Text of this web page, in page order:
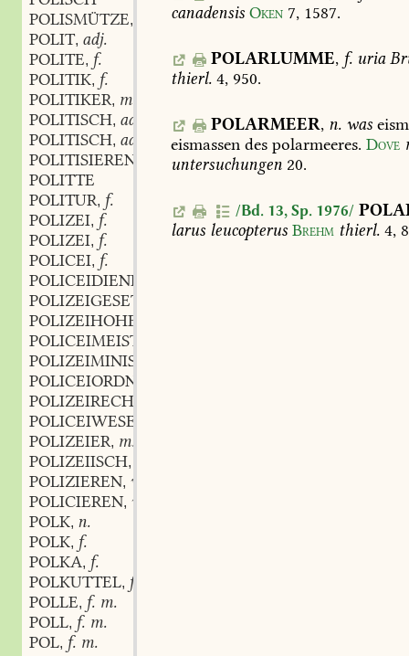
POLISMÜTZE,
POLIT, adj.
POLITE, f.
POLITIK, f.
POLITIKER, m.
POLITISCH, adj.
POLITISCH, adj. und adv.
POLITISIEREN
verb.
POLITTE
POLITUR, f.
POLIZEI, f.
POLIZEI, f.
POLICEI, f.
POLICEIDIENER
POLIZEIGESETZE
POLIZEIHOHEIT
POLICEIMEISTER
POLIZEIMINISTER
POLICEIORDNUNG
POLIZEIRECHT
POLICEIWESEN
POLIZEIER, m.
POLIZEIISCH,
POLIZIEREN, verb.
POLICIEREN, verb.
POLK, n.
POLK, f.
POLKA, f.
POLKUTTEL, f.
POLLE, f. m.
POLL, f. m.
POL, f. m.
canadensis Oken 7, 1587.
POLARLUMME, f. uria
thierl. 4, 950.
POLARMEER, n. was
eismassen des polarmeeres. Dove
untersuchungen 20.
/Bd. 13, Sp. 1976/
larus leucopterus Brehm thierl. 4,